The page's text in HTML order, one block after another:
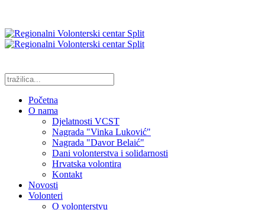
Početna
O nama
Djelatnosti VCST
Nagrada "Vinka Luković"
Nagrada "Davor Belaić"
Dani volonterstva i solidarnosti
Hrvatska volontira
Kontakt
Novosti
Volonteri
O volonterstvu